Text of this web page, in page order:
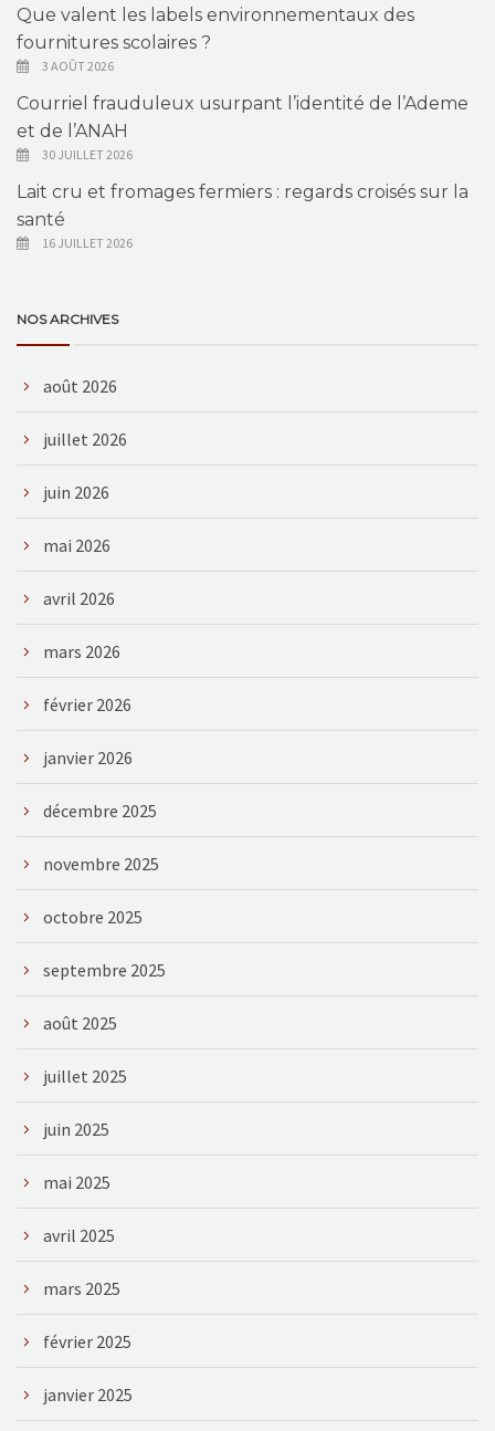
Que valent les labels environnementaux des
fournitures scolaires ?
3 AOÛT 2026
Courriel frauduleux usurpant l’identité de l’Ademe
et de l’ANAH
30 JUILLET 2026
Lait cru et fromages fermiers : regards croisés sur la
santé
16 JUILLET 2026
NOS ARCHIVES
août 2026
juillet 2026
juin 2026
mai 2026
avril 2026
mars 2026
février 2026
janvier 2026
décembre 2025
novembre 2025
octobre 2025
septembre 2025
août 2025
juillet 2025
juin 2025
mai 2025
avril 2025
mars 2025
février 2025
janvier 2025